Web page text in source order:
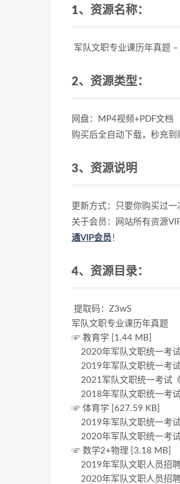
1、资源名称：
军队文职专业课历年真题
2、资源类型：
网盘：MP4视频+PDF文档
购买后全自动下载，秒充到
3、资源说明
更新方式：只要你购买过
关于会员：网站所有资源
通VIP会员 ！
4、资源目录：
提取码：Z3wS
军队文职专业课历年真题
☞ 教育学 [1.44 MB]
2020年军队文职统一考
2019年军队文职统一考
2021军队文职统一考试
2018年军队文职统一考
☞ 体育学 [627.59 KB]
2019年军队文职统一考
2020年军队文职统一考
☞ 数学2+物理 [3.18 MB]
2019年军队文职人员招
2020年军队文职人员招